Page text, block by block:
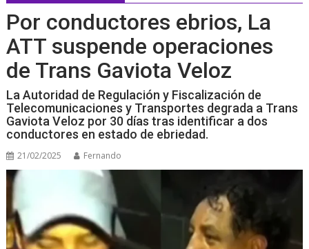
Por conductores ebrios, La
ATT suspende operaciones
de Trans Gaviota Veloz
La Autoridad de Regulación y Fiscalización de
Telecomunicaciones y Transportes degrada a Trans
Gaviota Veloz por 30 días tras identificar a dos
conductores en estado de ebriedad.
21/02/2025 Fernando